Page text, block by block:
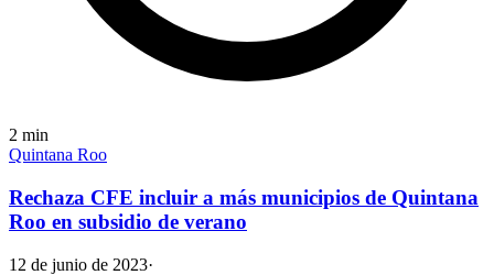
2 min
Quintana Roo
Rechaza CFE incluir a más municipios de Quintana
Roo en subsidio de verano
12 de junio de 2023·